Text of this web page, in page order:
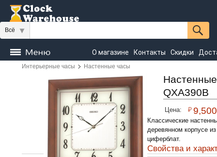
Всё
О магазине Контакты Скидки
Часы
напольные Настенные
Seiko
Интерьерные часы > Настенные часы
QXA390B
Цена: ₽ 9,500
Классические
деревянном корпусе
циферблат.
Свойства и